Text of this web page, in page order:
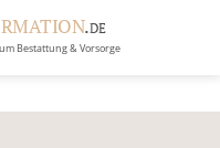
.DE
Bestattung & Vorsorge